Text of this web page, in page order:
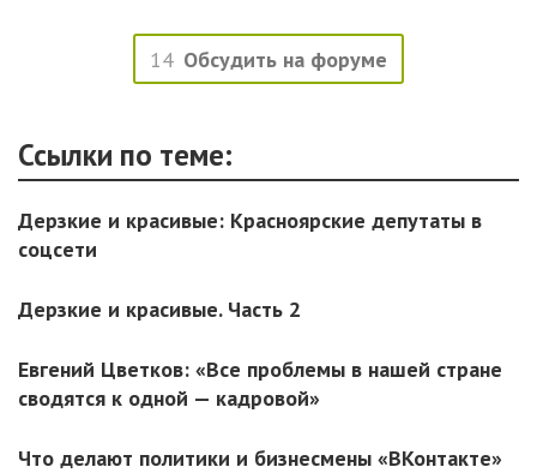
14 Обсудить на форуме
Ссылки по теме:
Дерзкие и красивые: Красноярские депутаты в
соцсети
Дерзкие и красивые. Часть 2
Евгений Цветков: «Все проблемы в нашей стране
сводятся к одной — кадровой»
Что делают политики и бизнесмены «ВКонтакте»